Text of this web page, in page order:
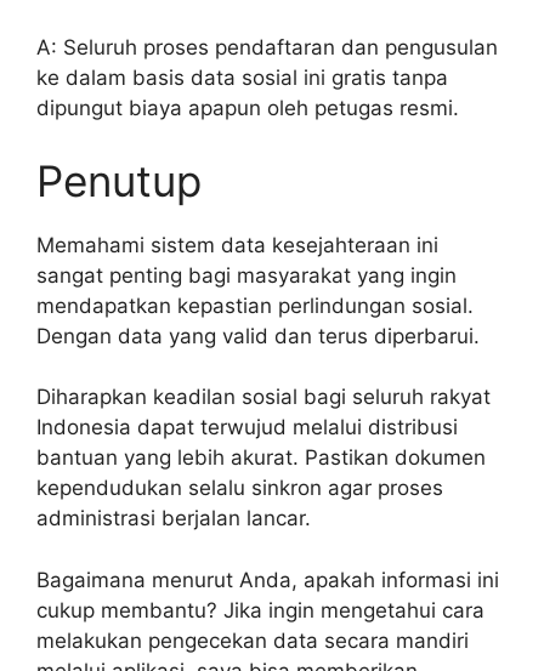
A: Seluruh proses pendaftaran dan pengusulan
ke dalam basis data sosial ini gratis tanpa
dipungut biaya apapun oleh petugas resmi.
Penutup
Memahami sistem data kesejahteraan ini
sangat penting bagi masyarakat yang ingin
mendapatkan kepastian perlindungan sosial.
Dengan data yang valid dan terus diperbarui.
Diharapkan keadilan sosial bagi seluruh rakyat
Indonesia dapat terwujud melalui distribusi
bantuan yang lebih akurat. Pastikan dokumen
kependudukan selalu sinkron agar proses
administrasi berjalan lancar.
Bagaimana menurut Anda, apakah informasi ini
cukup membantu? Jika ingin mengetahui cara
melakukan pengecekan data secara mandiri